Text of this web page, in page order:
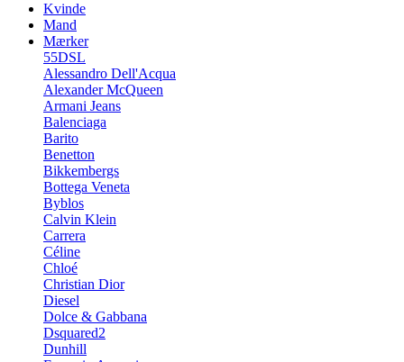
Kvinde
Mand
Mærker
55DSL
Alessandro Dell'Acqua
Alexander McQueen
Armani Jeans
Balenciaga
Barito
Benetton
Bikkembergs
Bottega Veneta
Byblos
Calvin Klein
Carrera
Céline
Chloé
Christian Dior
Diesel
Dolce & Gabbana
Dsquared2
Dunhill